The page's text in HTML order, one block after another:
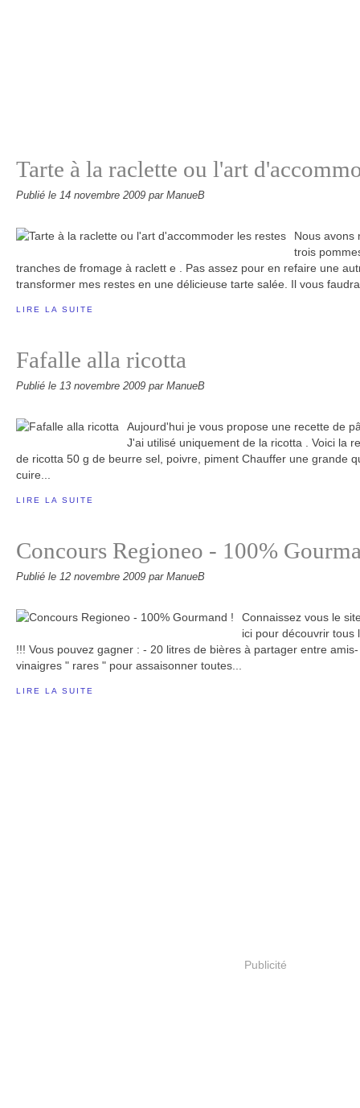
Tarte à la raclette ou l'art
Publié le 14 novembre 2009 par ManueB
Nous avons
trois
tranches de fromage à raclett e . Pas assez pour en refaire une
transformer mes restes en une délicieuse tarte salée. Il vous
LIRE LA SUITE
Fafalle alla ricotta
Publié le 13 novembre 2009 par ManueB
Aujourd'hui je vous propose une recette de
J'ai utilisé uniquement de la ricotta . Voici la
de ricotta 50 g de beurre sel, poivre, piment Chauffer une grande
cuire...
LIRE LA SUITE
Concours Regioneo - 100%
Publié le 12 novembre 2009 par ManueB
Connaissez vous le
ici pour découvrir tous
!!! Vous pouvez gagner : - 20 litres de bières à partager entre
vinaigres " rares " pour assaisonner toutes...
LIRE LA SUITE
Publicité